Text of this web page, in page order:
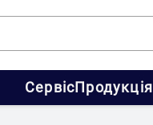
СервісПродукція